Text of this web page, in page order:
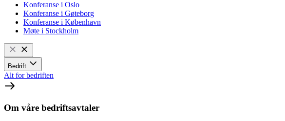
Konferanse i Oslo
Konferanse i Gøteborg
Konferanse i København
Møte i Stockholm
Bedrift
Alt for bedriften
Om våre bedriftsavtaler